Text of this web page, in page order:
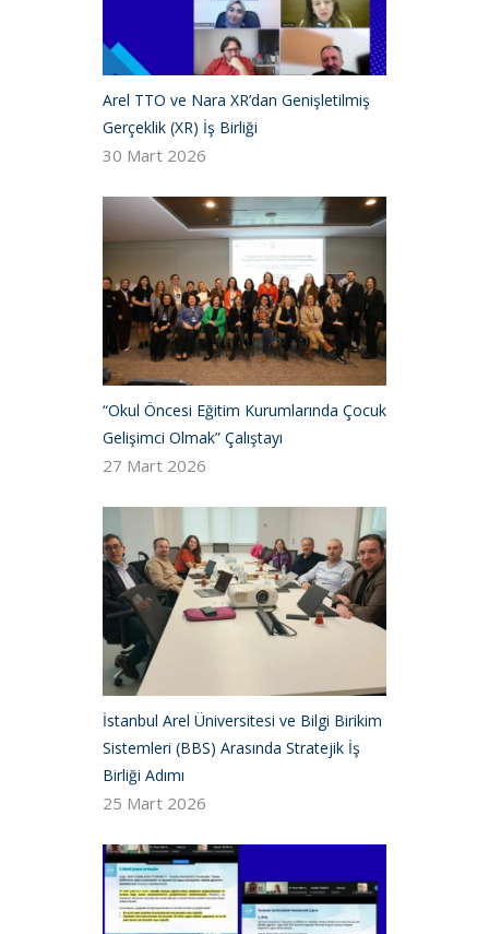
Arel TTO ve Nara XR’dan Genişletilmiş
Gerçeklik (XR) İş Birliği
30 Mart 2026
“Okul Öncesi Eğitim Kurumlarında Çocuk
Gelişimci Olmak” Çalıştayı
27 Mart 2026
İstanbul Arel Üniversitesi ve Bilgi Birikim
Sistemleri (BBS) Arasında Stratejik İş
Birliği Adımı
25 Mart 2026